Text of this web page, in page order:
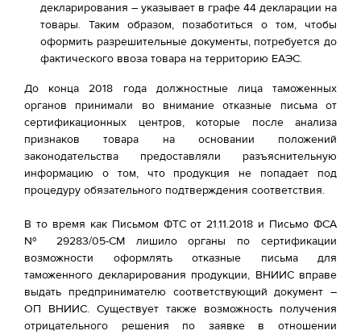
декларирования – указывает в графе 44 декларации на
товары. Таким образом, позаботиться о том, чтобы
оформить разрешительные документы, потребуется до
фактического ввоза товара на территорию ЕАЭС.
До конца 2018 года должностные лица таможенных
органов принимали во внимание отказные письма от
сертификационных центров, которые после анализа
признаков товара на основании положений
законодательства предоставляли разъяснительную
информацию о том, что продукция не попадает под
процедуру обязательного подтверждения соответствия.
В то время как Письмом ФТС от 21.11.2018 и Письмо ФСА
№ 29283/05-СМ лишило органы по сертификации
возможности оформлять отказные письма для
таможенного декларирования продукции, ВНИИС вправе
выдать предпринимателю соответствующий документ –
ОП ВНИИС. Существует также возможность получения
отрицательного решения по заявке в отношении